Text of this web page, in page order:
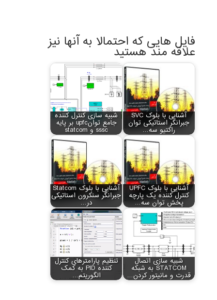
فایل هایی که احتمالا به آنها نیز
علاقه مند هستید
آشنایی با بلوک SVC
جبرانگر استاتیکی توان
راکتیو سه…
شبیه سازی کنترل کننده
جامع توانupfc بر پایه
sssc و statcom
آشنایی با بلوک UPFC
کنترل کننده یک پارچه
پخش توان سه…
آشنایی با بلوک Statcom
جبرانگر سنکرون استاتیکی
در…
شبیه سازی اتصال
STATCOM به شبکه
قدرت و مانیتور کردن…
تنظیم پارامترهای کنترل
کننده PID به کمک
الگوریتم…